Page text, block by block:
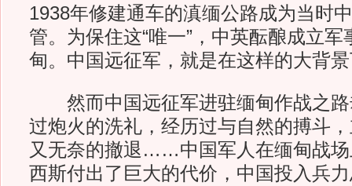
1938年修建通车的滇缅公路成为当时
管。为保住这“唯一”，中英酝酿成立
甸。中国远征军，就是在这样的大背
然而中国远征军进驻缅甸作战之路
过炮火的洗礼，经历过与自然的搏斗
又无奈的撤退……中国军人在缅甸战场
西斯付出了巨大的代价，中国投入兵